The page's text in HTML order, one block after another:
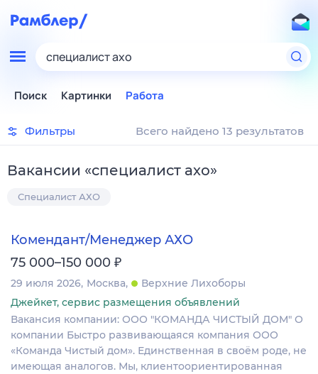
специалист ахо
Поиск Картинки Работа
Фильтры Всего найдено 13 результатов
Вакансии «специалист ахо»
Специалист АХО
Комендант/Менеджер АХО
75 000–150 000 ₽
29 июля 2026 Москва
Верхние Лихоборы
Джейкет, сервис размещения объявлений
Вакансия компании: ООО "КОМАНДА ЧИСТЫЙ ДОМ" О
компании Быстро развивающаяся компания ООО
«Команда Чистый дом». Единственная в своём роде, не
имеющая аналогов. Мы, клиентоориентированная